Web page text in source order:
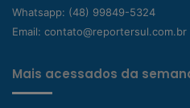
Whatsapp: (48) 99849-5324
Email: contato@reportersul.com.br
Mais acessados da